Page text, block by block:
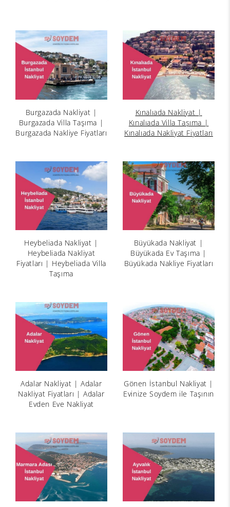
Burgazada Nakliyat |
Burgazada Villa Taşıma |
Burgazada Nakliye Fiyatları
Kınalıada Nakliyat |
Kınalıada Villa Taşıma |
Kınalıada Nakliyat Fiyatları
Heybeliada Nakliyat |
Heybeliada Nakliyat
Fiyatları | Heybeliada Villa
Taşıma
Büyükada Nakliyat |
Büyükada Ev Taşıma |
Büyükada Nakliye Fiyatları
Adalar Nakliyat | Adalar
Nakliyat Fiyatları | Adalar
Evden Eve Nakliyat
Gönen İstanbul Nakliyat |
Evinize Soydem ile Taşının